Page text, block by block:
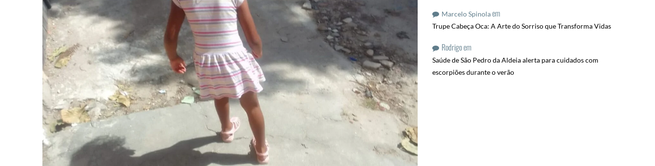
Marcelo Spinolaem
Trupe Cabeça Oca: A Arte do Sorriso que Transforma Vidas
Rodrigoem
Saúde de São Pedro da Aldeia alerta para cuidados com
escorpiões durante o verão